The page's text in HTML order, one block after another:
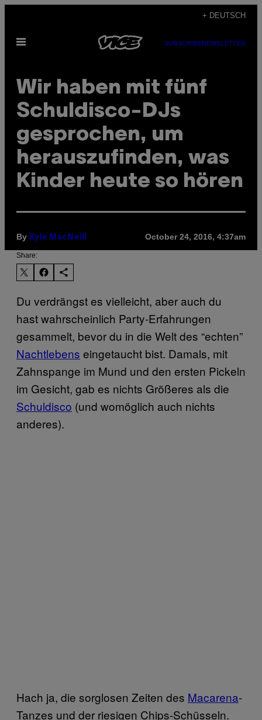
content
+ DEUTSCH
Open
SUBSCRIBENEWSLETTER
Wir haben mit fünf
Schuldisco-DJs
gesprochen, um
herauszufinden, was
Kinder heute so hören
By Kyle MacNeill October 24, 2016, 4:37am
Share:
Du verdrängst es vielleicht, aber auch du
hast wahrscheinlich Party-Erfahrungen
gesammelt, bevor du in die Welt des “echten”
Nachtlebens ​ eingetaucht bist. Damals, mit
Zahnspange im Mund und den ersten Pickeln
im Gesicht, gab es nichts Größeres als die
Schuldisco ​ (und womöglich auch nichts
anderes).
Hach ja, die sorglosen Zeiten des Macarena-
Tanzes und der riesigen Chips-Schüsseln.